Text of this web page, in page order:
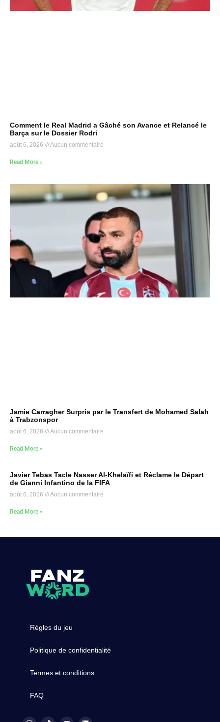
Comment le Real Madrid a Gâché son Avance et Relancé le
Barça sur le Dossier Rodri
août 6, 2026 Aucun commentaire
Read More »
Jamie Carragher Surpris par le Transfert de Mohamed Salah
à Trabzonspor
août 6, 2026 Aucun commentaire
Read More »
Javier Tebas Tacle Nasser Al-Khelaïfi et Réclame le Départ
de Gianni Infantino de la FIFA
août 6, 2026 Aucun commentaire
Read More »
Règles du jeu
Politique de confidentialité
Termes et conditions
FAQ